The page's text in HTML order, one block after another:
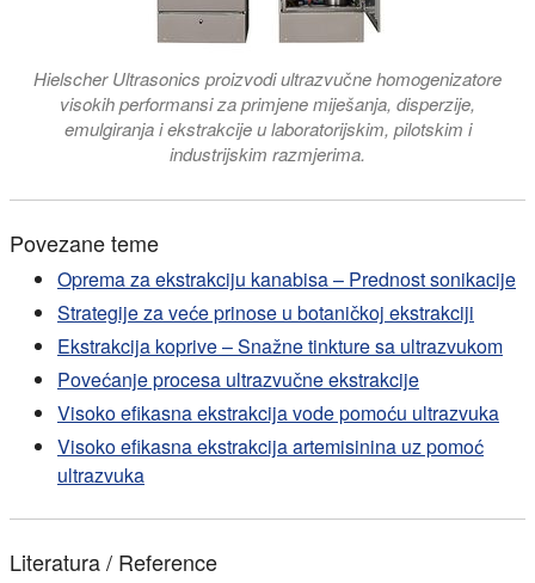
Hielscher Ultrasonics proizvodi ultrazvučne homogenizatore
visokih performansi za primjene miješanja, disperzije,
emulgiranja i ekstrakcije u laboratorijskim, pilotskim i
industrijskim razmjerima.
Povezane teme
Oprema za ekstrakciju kanabisa – Prednost sonikacije
Strategije za veće prinose u botaničkoj ekstrakciji
Ekstrakcija koprive – Snažne tinkture sa ultrazvukom
Povećanje procesa ultrazvučne ekstrakcije
Visoko efikasna ekstrakcija vode pomoću ultrazvuka
Visoko efikasna ekstrakcija artemisinina uz pomoć
ultrazvuka
Literatura / Reference